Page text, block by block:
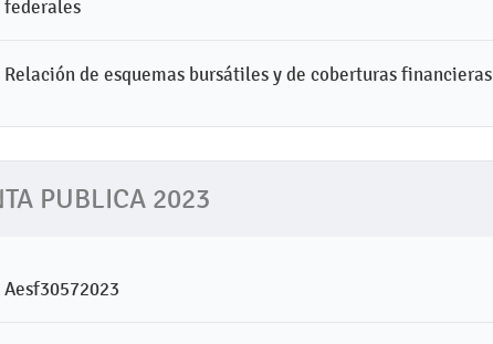
federales
Relación de esquemas bursátiles y de coberturas financieras
PUBLICA 2023
Aesf30572023